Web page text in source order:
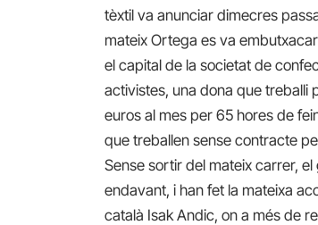
tèxtil va anunciar dimecres
mateix Ortega es va
el capital de la societat de
activistes, una dona que treballi
euros al mes per 65 hores de
que treballen sense contracte
Sense sortir del mateix carrer,
endavant, i han fet la mateixa
català Isak Andic, on a més de